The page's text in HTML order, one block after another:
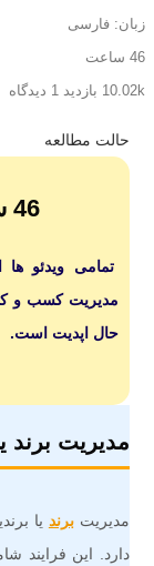
زبان: فارسی
46 ساعت
10.02k بازدید
حالت مطالعه
46 ساعت ویدیوی آموزشی
تمامی ویدئو
مدیریت کسب و
حال اپدیت است.
مدیریت برند
مدیریتبرند یا
دارد. این فرایند